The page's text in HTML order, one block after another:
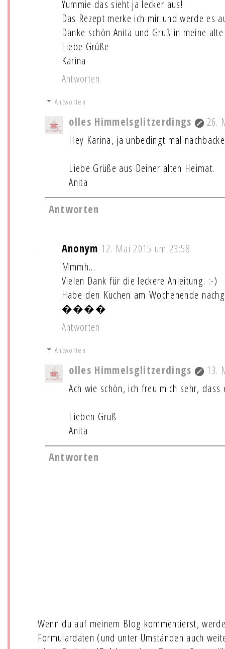
Yummie das sieht ja lecker aus!
Das Rezept merke ich mir und werde es
Danke schön Anita und Gruß in meine
Liebe Grüße
Karina
Antworten
Antworten
olles Himmelsglitzerdings
26.
Hey Karina, ja unbedingt mal
Liebe Grüße aus Deiner alten Heimat.
Anita
Antworten
Anonym 12. Mai 2015 um 23:58
Mmmh...
Vielen Dank für die leckere Anleitung. :-)
Habe den Kuchen am Wochenende
����
Antworten
Antworten
olles Himmelsglitzerdings
13.
Ach wie schön, ich freu mich sehr,
Lieben Gruß
Anita
Antworten
Wenn du auf meinem Blog kommentierst,
Formulardaten (und unter Umständen auch